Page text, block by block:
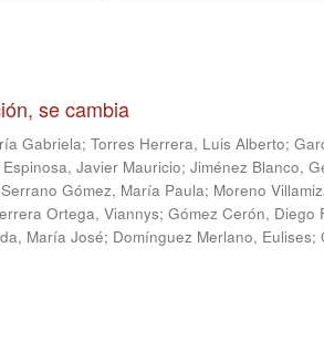
se cambia
Gabriela; Torres Herrera, Luis Alberto;
Javier Mauricio; Jiménez Blanco,
Serrano Gómez, María Paula; Moreno
Ortega, Viannys; Gómez Cerón, Diego
María José; Domínguez Merlano, Eulises;